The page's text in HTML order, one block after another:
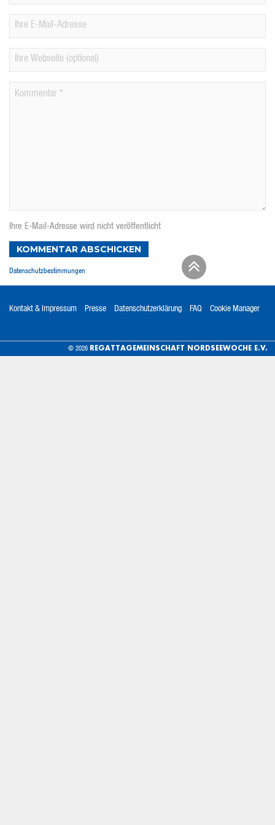
Ihre E-Mail-Adresse wird nicht veröffentlicht
KOMMENTAR ABSCHICKEN
Datenschutzbestimmungen
Kontakt & Impressum Presse Datenschutzerklärung FAQ Cookie Manager
© 2026 REGATTAGEMEINSCHAFT NORDSEEWOCHE E.V.